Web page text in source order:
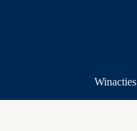
Winacties